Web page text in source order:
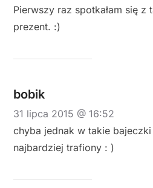
Pierwszy raz spotkałam się
prezent. :)
bobik
31 lipca 2015 @ 16:52
chyba jednak w takie
najbardziej trafiony : )